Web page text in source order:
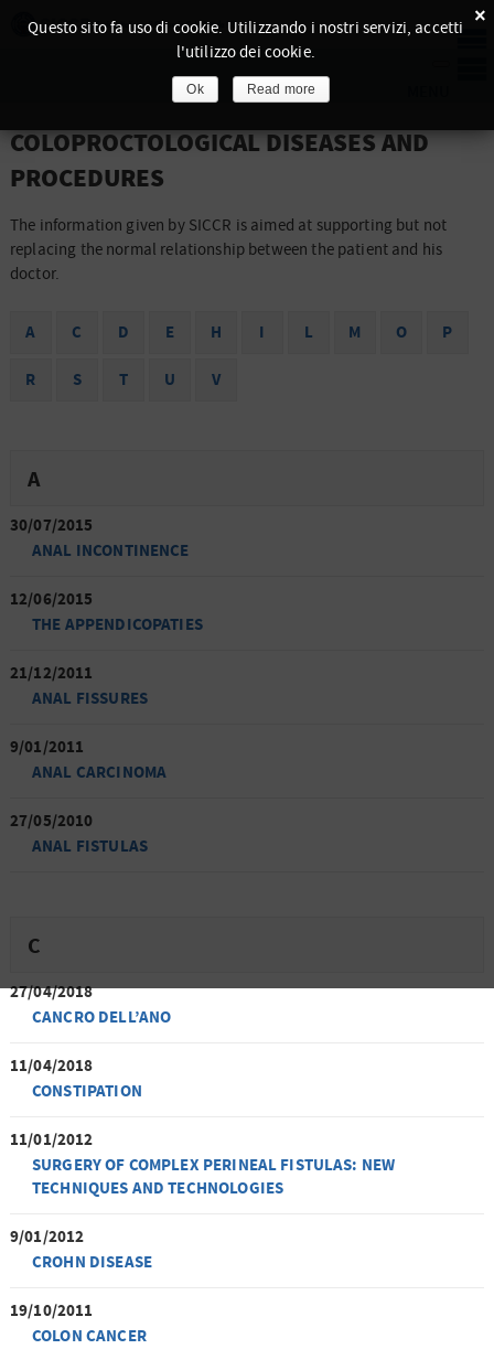
COLOPROCTOLOGICAL DISEASES AND
PROCEDURES
The information given by SICCR is aimed at supporting but not
replacing the normal relationship between the patient and his
doctor.
A C D E H I L M O P
R S T U V
A
30/07/2015
ANAL INCONTINENCE
12/06/2015
THE APPENDICOPATIES
21/12/2011
ANAL FISSURES
9/01/2011
ANAL CARCINOMA
27/05/2010
ANAL FISTULAS
C
27/04/2018
CANCRO DELL’ANO
11/04/2018
CONSTIPATION
11/01/2012
SURGERY OF COMPLEX PERINEAL FISTULAS: NEW
TECHNIQUES AND TECHNOLOGIES
9/01/2012
CROHN DISEASE
19/10/2011
COLON CANCER
×
Questo sito fa uso di cookie. Utilizzando i nostri servizi, accetti
l'utilizzo dei cookie.
Ok Read more